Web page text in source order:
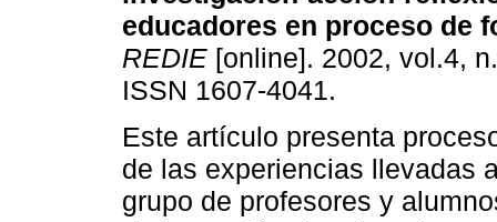
educadores en proceso de
REDIE [online]. 2002, vol.4,
ISSN 1607-4041.
Este artículo presenta
de las experiencias llevadas
grupo de profesores y